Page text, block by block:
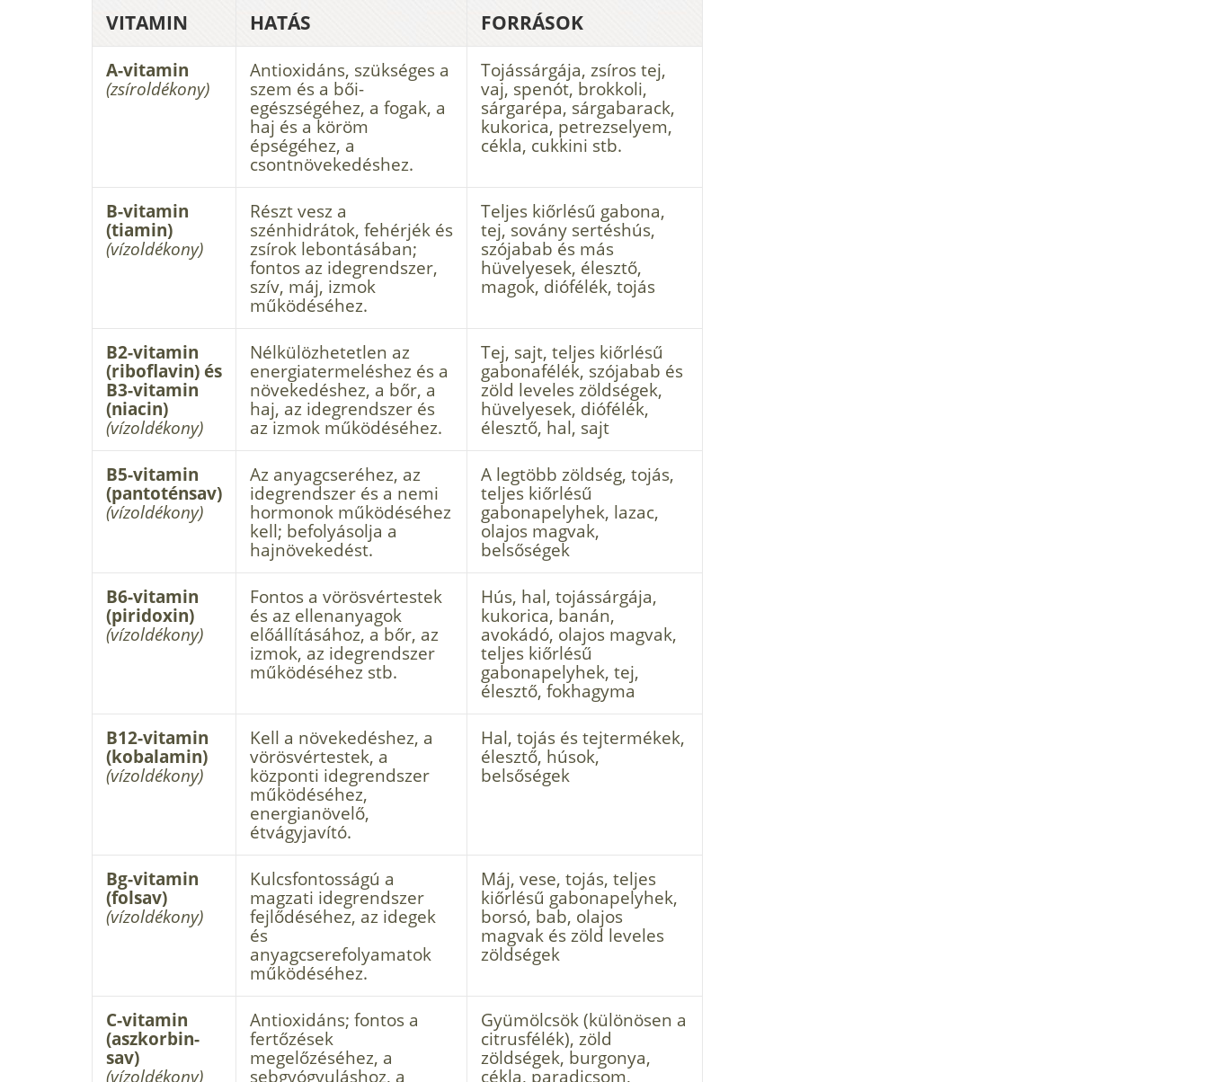
VITAMIN HATÁS FORRÁSOK
A-vitamin
(zsíroldékony)
Antioxidáns, szükséges a
szem és a bői-
egészségéhez, a fogak, a
haj és a köröm
épségéhez, a
csontnövekedéshez.
Tojássárgája, zsíros tej,
vaj, spenót, brokkoli,
sárgarépa, sárgabarack,
kuko­rica, petrezselyem,
cékla, cukkini stb.
B-vitamin
(tiamin)
(vízoldékony)
Részt vesz a
szénhidrátok, fehérjék és
zsírok lebontásában;
fontos az ideg­rendszer,
szív, máj, izmok
működéséhez.
Teljes kiőrlésű gabona,
tej, sovány ser­téshús,
szójabab és más
hüvelyesek, élesztő,
magok, diófélék, tojás
B2-vitamin
(riboflavin) és
B3-vitamin
(niacin)
(vízoldékony)
Nélkülözhetetlen az
energiatermeléshez és a
növekedéshez, a bőr, a
haj, az ideg­rendszer és
az izmok működéséhez.
Tej, sajt, teljes kiőrlésű
gabonafélék, szójabab és
zöld leveles zöldségek,
hüvelyesek, diófélék,
élesztő, hal, sajt
B5-vitamin
(pantoténsav)
(vízoldékony)
Az anyagcseréhez, az
idegrendszer és a nemi
hormonok működéséhez
kell; befolyásolja a
hajnövekedést.
A legtöbb zöldség, tojás,
teljes kiőrlésű
gabonapelyhek, lazac,
olajos magvak,
belsőségek
B6-vitamin
(piridoxin)
(vízoldékony)
Fontos a vörösvértestek
és az ellen­anyagok
előállításához, a bőr, az
izmok, az idegrendszer
működéséhez stb.
Hús, hal, tojássárgája,
kukorica, banán,
avokádó, olajos magvak,
teljes kiőrlésű
gabonapelyhek, tej,
élesztő, fokhagyma
B12-vitamin
(kobalamin)
(vízoldékony)
Kell a növekedéshez, a
vörösvértestek, a
központi idegrendszer
működéséhez,
energianövelő,
étvágyjavító.
Hal, tojás és tejtermékek,
élesztő, húsok,
belsőségek
Bg-vitamin
(folsav)
(vízoldékony)
Kulcsfontosságú a
magzati idegrendszer
fejlődéséhez, az idegek
és
anyagcserefolyamatok
működéséhez.
Máj, vese, tojás, teljes
kiőrlésű gabona­pelyhek,
borsó, bab, olajos
magvak és zöld leveles
zöldségek
C-vitamin
(aszkorbin-
sav)
(vízoldékony)
Antioxidáns; fontos a
fertőzések
megelőzéséhez, a
sebgyógyuláshoz, a
Gyümölcsök (különösen a
citrusfélék), zöld
zöldségek, burgonya,
cékla, paradicsom,